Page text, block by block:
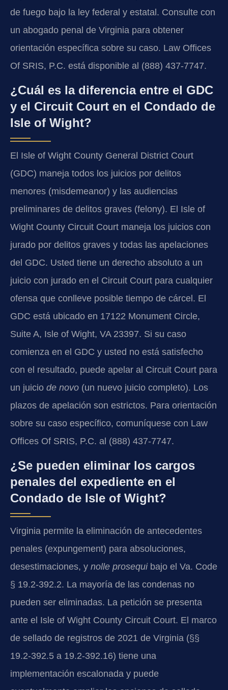
de fuego bajo la ley federal y estatal. Consulte con
un abogado penal de Virginia para obtener
orientación específica sobre su caso. Law Offices
Of SRIS, P.C. está disponible al (888) 437-7747.
¿Cuál es la diferencia entre el GDC
y el Circuit Court en el Condado de
Isle of Wight?
El Isle of Wight County General District Court
(GDC) maneja todos los juicios por delitos
menores (misdemeanor) y las audiencias
preliminares de delitos graves (felony). El Isle of
Wight County Circuit Court maneja los juicios con
jurado por delitos graves y todas las apelaciones
del GDC. Usted tiene un derecho absoluto a un
juicio con jurado en el Circuit Court para cualquier
ofensa que conlleve posible tiempo de cárcel. El
GDC está ubicado en 17122 Monument Circle,
Suite A, Isle of Wight, VA 23397. Si su caso
comienza en el GDC y usted no está satisfecho
con el resultado, puede apelar al Circuit Court para
un juicio de novo (un nuevo juicio completo). Los
plazos de apelación son estrictos. Para orientación
sobre su caso específico, comuníquese con Law
Offices Of SRIS, P.C. al (888) 437-7747.
¿Se pueden eliminar los cargos
penales del expediente en el
Condado de Isle of Wight?
Virginia permite la eliminación de antecedentes
penales (expungement) para absoluciones,
desestimaciones, y nolle prosequibajo el Va. Code
§ 19.2-392.2. La mayoría de las condenas no
pueden ser eliminadas. La petición se presenta
ante el Isle of Wight County Circuit Court. El marco
de sellado de registros de 2021 de Virginia (§§
19.2-392.5 a 19.2-392.16) tiene una
implementación escalonada y puede